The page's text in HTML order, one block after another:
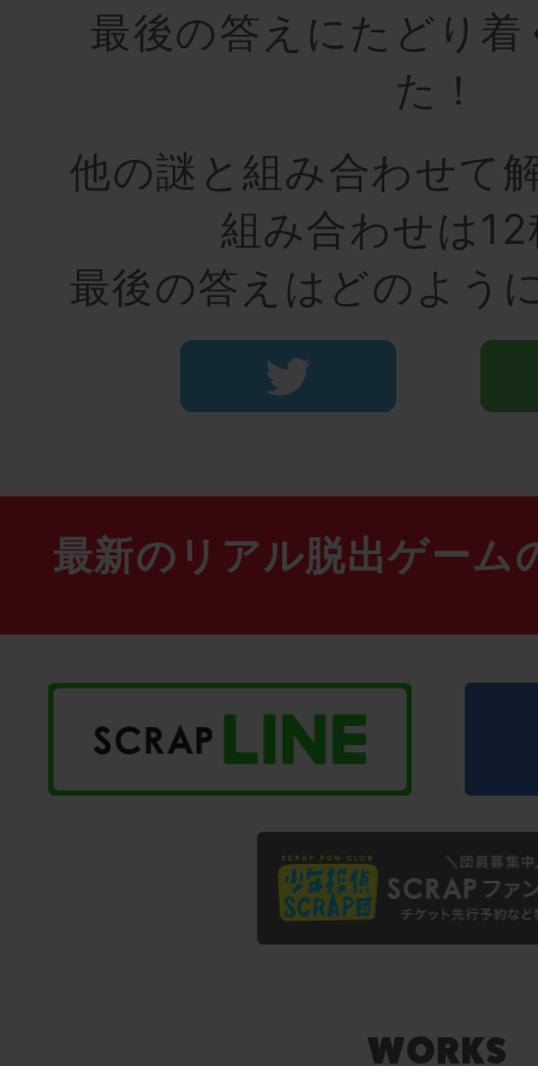
最後の答えにたどり
た！
他の謎と組み合わせて
組み合わせは
最後の答えはどのよう
最新のリアル脱出ゲーム